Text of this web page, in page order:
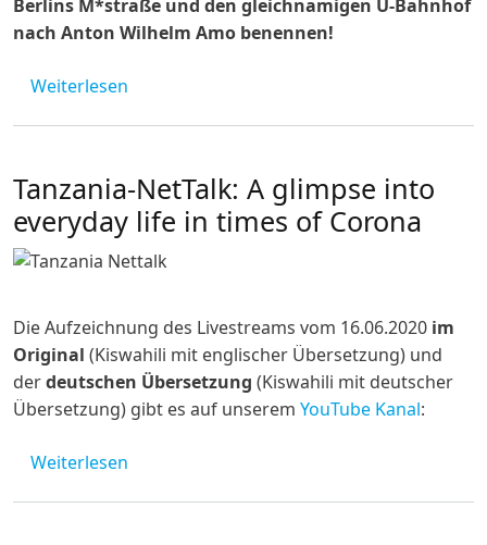
Berlins M*straße und den gleichnamigen U-Bahnhof
nach Anton Wilhelm Amo benennen!
Weiterlesen
Tanzania-NetTalk: A glimpse into
everyday life in times of Corona
Die Aufzeichnung des Livestreams vom 16.06.2020 im
Original (Kiswahili mit englischer Übersetzung) und
derdeutschen Übersetzung (Kiswahili mit deutscher
Übersetzung) gibt es auf unserem YouTube Kanal:
Weiterlesen